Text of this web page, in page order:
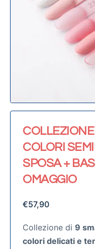
COLLEZIONE
COLORI
SPOSA +
OMAGGIO
€57,90
Collezione di 9
colori delicati e